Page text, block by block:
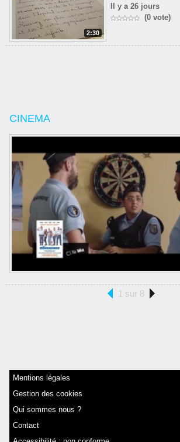
2:30
Il y a 26 jours
(0 vote)
CINEMA
1 sur 8
Mentions légales
Gestion des cookies
Qui sommes nous ?
Contact